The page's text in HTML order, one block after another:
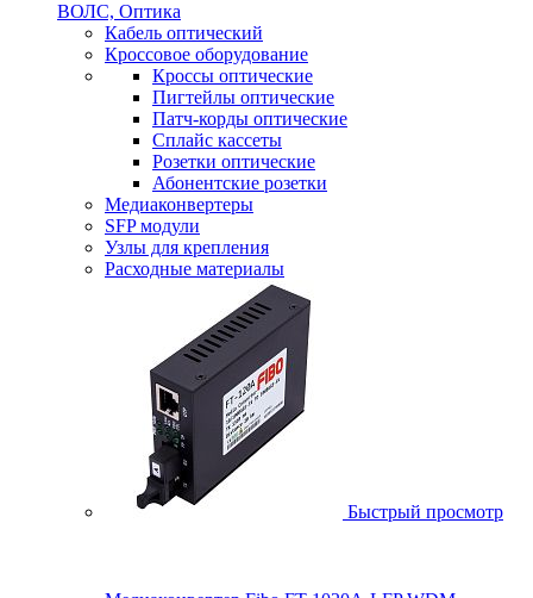
ВОЛС, Оптика
Кабель оптический
Кроссовое оборудование
Кроссы оптические
Пигтейлы оптические
Патч-корды оптические
Сплайс кассеты
Розетки оптические
Абонентские розетки
Медиаконвертеры
SFP модули
Узлы для крепления
Расходные материалы
Быстрый просмотр